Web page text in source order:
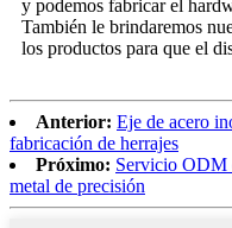
y podemos fabricar el
También le brindaremos
los productos para que el
Anterior: Eje de acero
fabricación de herrajes
Próximo: Servicio ODM
metal de precisión